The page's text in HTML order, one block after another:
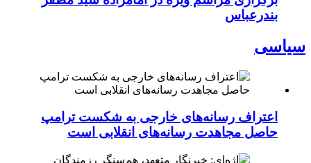
بندرعباس
سیاسی
اعتراف رسانه‌های خارجی به شکست ترامپ
حاصل مجاهدت رسانه‌های انقلابی است